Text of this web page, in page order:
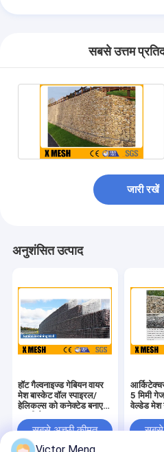
सबसे उत्तम
जारी रखें
अनुशंसित उत्पाद
हॉट गैल्वनाइज्ड गेबियन वायर
मेश बास्केट वॉल स्पाइरल/
हेलिकल्स को कनेक्टेड बनाए
सबसे अच्छी कीमत
5 मिमी
वेल्डेड मेश
सबसे